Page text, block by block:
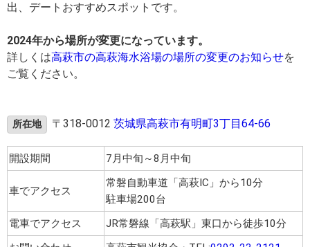
出、デートおすすめスポットです。
2024年から場所が変更になっています。
詳しくは高萩市の高萩海水浴場の場所の変更のお知らせを
ご覧ください。
所在地 〒318-0012 茨城県高萩市有明町3丁目64-66
開設期間 7月中旬～8月中旬
車でアクセス
常磐自動車道「高萩IC」から10分
駐車場200台
電車でアクセス
JR常磐線「高萩駅」東口から徒歩10分